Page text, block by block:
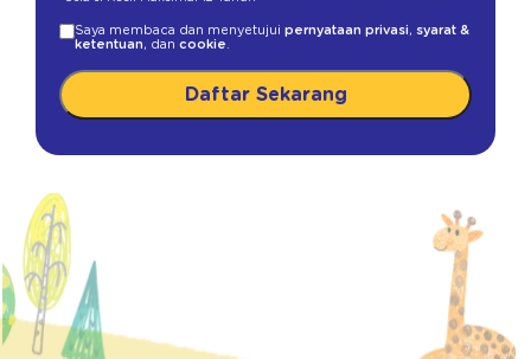
Saya membaca dan menyetujui pernyataan privasi, syarat &
ketentuan, dan cookie.
Daftar Sekarang